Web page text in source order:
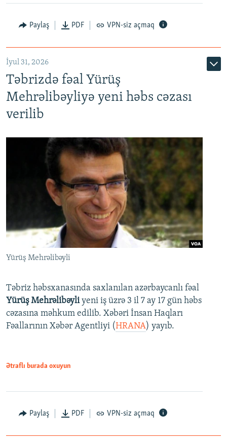
Paylaş PDF VPN-siz açmaq
İyul 31, 2026
Təbrizdə fəal Yürüş
Mehrəlibəyliyə yeni həbs cəzası
verilib
Yürüş Mehrəlibəyli
Təbriz həbsxanasında saxlanılan azərbaycanlı fəal
Yürüş Mehrəlibəyliyeni iş üzrə 3 il 7 ay 17 gün həbs
cəzasına məhkum edilib. Xəbəri İnsan Haqları
Fəallarının Xəbər Agentliyi (HRANA) yayıb.
Ətraflı burada oxuyun
Paylaş PDF VPN-siz açmaq